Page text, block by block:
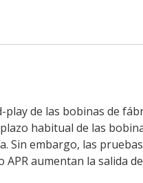
de las bobinas de
habitual de las
Sin embargo, las
aumentan la salida